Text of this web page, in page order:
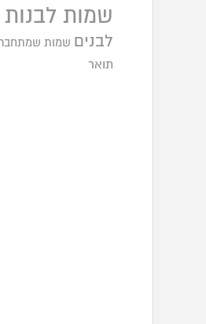
שמות לבנות
לבנים
שמות
תואר